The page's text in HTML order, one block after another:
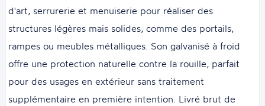
d'art, serrurerie et menuiserie pour réaliser des
structures légères mais solides, comme des portails,
rampes ou meubles métalliques. Son galvanisé à froid
offre une protection naturelle contre la rouille, parfait
pour des usages en extérieur sans traitement
supplémentaire en première intention. Livré brut de